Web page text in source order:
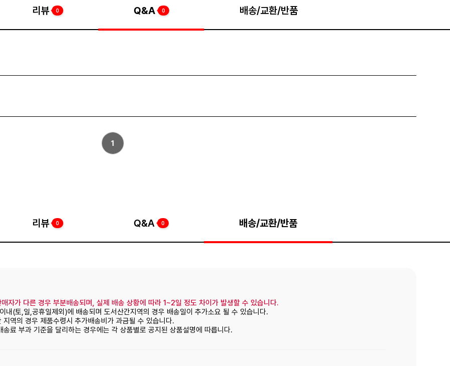
리뷰 0 Q&A 0 배송/교환/반품
1
리뷰 0 Q&A 0 배송/교환/반품
자가 다른 경우 부분배송되며, 실제 배송 상황에 따라 1~2일 정도 차이가 발생할 수 있습니다.
내(토,일,공휴일제외)에 배송되며 도서산간지역의 경우 배송일이 추가소요 될 수 있습니다.
역의 경우 제품수령시 추가배송비가 과금될 수 있습니다.
료 부과 기준을 달리하는 경우에는 각 상품별로 공지된 상품설명에 따릅니다.